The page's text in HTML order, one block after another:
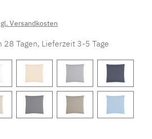
Versandkosten
28 Tagen, Lieferzeit 3-5 Tage